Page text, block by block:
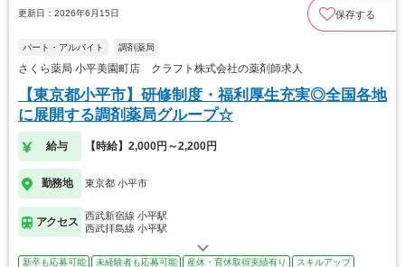
更新日：2026年6月15日 保存する
パート・アルバイト 調剤薬局
さくら薬局 小平美園町店 クラフト株式会社の薬剤師求人
【東京都小平市】研修制度・福利厚生充実◎全国各地
に展開する調剤薬局グループ☆
給与 【時給】2,000円～2,200円
勤務地 東京都 小平市
アクセス
西武新宿線 小平駅
西武拝島線 小平駅
新卒も応募可能 未経験者も応募可能 産休・育休取得実績有り スキルアップ